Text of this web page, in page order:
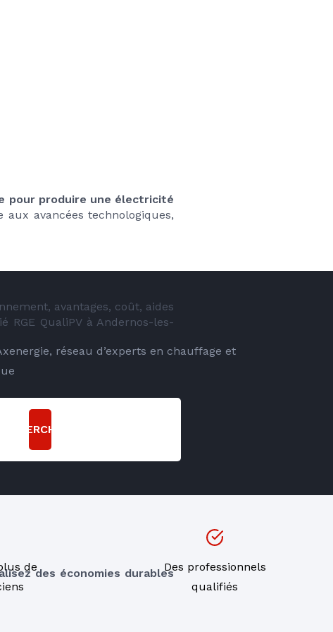
pour produire une électricité
aux avancées technologiques,
avantages, coût, aides
QualiPV à Andernos-les-
des économies durables
réseau d’experts en chauffage et
RECHERCHER
de
Des professionnels
qualifiés